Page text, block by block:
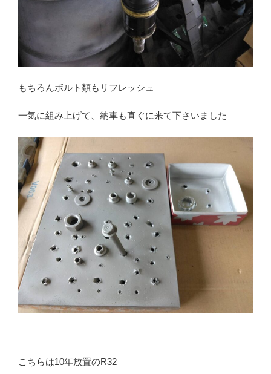
もちろんボルト類もリフレッシュ
一気に組み上げて、納車も直ぐに来て下さいました
こちらは10年放置のR32